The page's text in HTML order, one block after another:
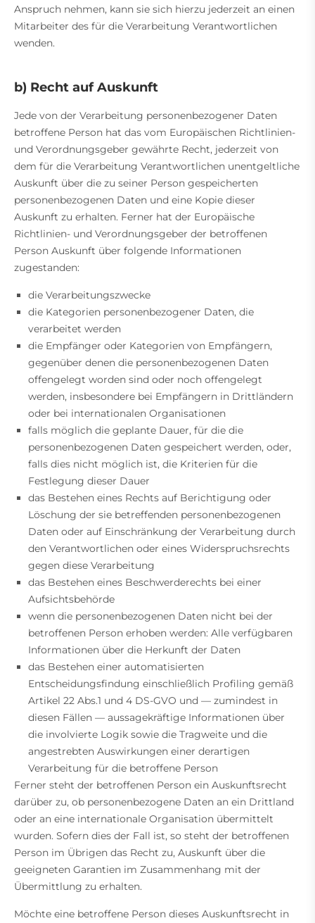
Anspruch nehmen, kann sie sich hierzu jederzeit an einen
Mitarbeiter des für die Verarbeitung Verantwortlichen
wenden.
b) Recht auf Auskunft
Jede von der Verarbeitung personenbezogener Daten
betroffene Person hat das vom Europäischen Richtlinien-
und Verordnungsgeber gewährte Recht, jederzeit von
dem für die Verarbeitung Verantwortlichen unentgeltliche
Auskunft über die zu seiner Person gespeicherten
personenbezogenen Daten und eine Kopie dieser
Auskunft zu erhalten. Ferner hat der Europäische
Richtlinien- und Verordnungsgeber der betroffenen
Person Auskunft über folgende Informationen
zugestanden:
die Verarbeitungszwecke
die Kategorien personenbezogener Daten, die
verarbeitet werden
die Empfänger oder Kategorien von Empfängern,
gegenüber denen die personenbezogenen Daten
offengelegt worden sind oder noch offengelegt
werden, insbesondere bei Empfängern in Drittländern
oder bei internationalen Organisationen
falls möglich die geplante Dauer, für die die
personenbezogenen Daten gespeichert werden, oder,
falls dies nicht möglich ist, die Kriterien für die
Festlegung dieser Dauer
das Bestehen eines Rechts auf Berichtigung oder
Löschung der sie betreffenden personenbezogenen
Daten oder auf Einschränkung der Verarbeitung durch
den Verantwortlichen oder eines Widerspruchsrechts
gegen diese Verarbeitung
das Bestehen eines Beschwerderechts bei einer
Aufsichtsbehörde
wenn die personenbezogenen Daten nicht bei der
betroffenen Person erhoben werden: Alle verfügbaren
Informationen über die Herkunft der Daten
das Bestehen einer automatisierten
Entscheidungsfindung einschließlich Profiling gemäß
Artikel 22 Abs.1 und 4 DS-GVO und — zumindest in
diesen Fällen — aussagekräftige Informationen über
die involvierte Logik sowie die Tragweite und die
angestrebten Auswirkungen einer derartigen
Verarbeitung für die betroffene Person
Ferner steht der betroffenen Person ein Auskunftsrecht
darüber zu, ob personenbezogene Daten an ein Drittland
oder an eine internationale Organisation übermittelt
wurden. Sofern dies der Fall ist, so steht der betroffenen
Person im Übrigen das Recht zu, Auskunft über die
geeigneten Garantien im Zusammenhang mit der
Übermittlung zu erhalten.
Möchte eine betroffene Person dieses Auskunftsrecht in